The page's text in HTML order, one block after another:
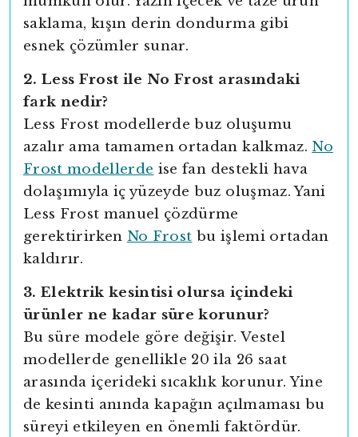
saklama, kışın derin dondurma gibi
esnek çözümler sunar.
2. Less Frost ile No Frost arasındaki
fark nedir?
Less Frost modellerde buz oluşumu
azalır ama tamamen ortadan kalkmaz. No
Frost modellerde ise fan destekli hava
dolaşımıyla iç yüzeyde buz oluşmaz. Yani
Less Frost manuel çözdürme
gerektirirken No Frost bu işlemi ortadan
kaldırır.
3. Elektrik kesintisi olursa içindeki
ürünler ne kadar süre korunur?
Bu süre modele göre değişir. Vestel
modellerde genellikle 20 ila 26 saat
arasında içerideki sıcaklık korunur. Yine
de kesinti anında kapağın açılmaması bu
süreyi etkileyen en önemli faktördür.